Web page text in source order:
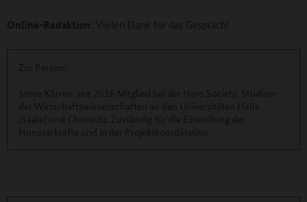
Online-Redaktion: Vielen Dank für das Gespräch!